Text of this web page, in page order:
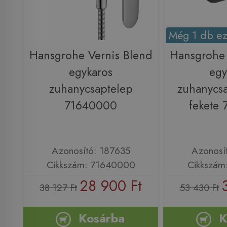
Hansgrohe Vernis Blend
egykaros
zuhanycsaptelep
71640000
Azonosító: 187635
Cikkszám: 71640000
38 127 Ft 28 900 Ft
Kosárba
Még 1 db
fekete
53 430 Ft